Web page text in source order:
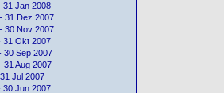
31 Jan 2008
31 Dez 2007
30 Nov 2007
31 Okt 2007
30 Sep 2007
31 Aug 2007
Jul 2007
30 Jun 2007